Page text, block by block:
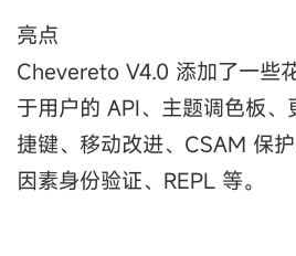
亮点
Chevereto V4.0 添加了一些
于用户的 API、主题调色板
捷键、移动改进、CSAM 保
因素身份验证、REPL 等。